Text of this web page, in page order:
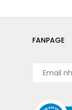
FANPAGE